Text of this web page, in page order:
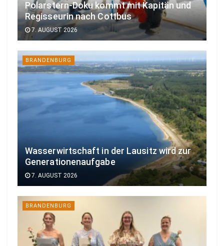
Polarstern-Doku kommt mit Kapitän und
Regisseurin nach Cottbus
7. AUGUST 2026
BRANDENBURG
Wasserwirtschaft in der Lausitz wird zur
Generationenaufgabe
7. AUGUST 2026
BRANDENBURG